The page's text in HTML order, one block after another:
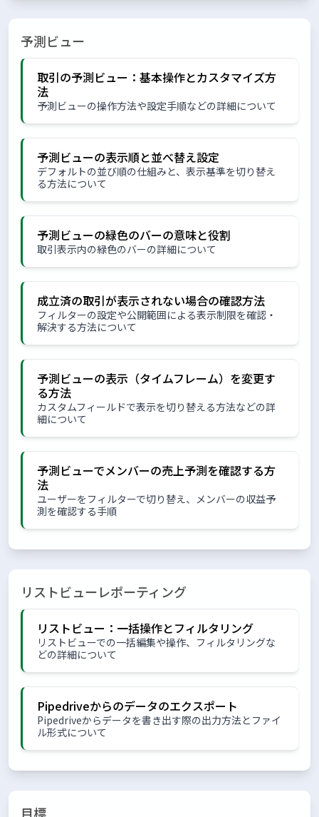
予測ビュー
取引の予測ビュー：基本操作とカスタマイズ方
法
予測ビューの操作方法や設定手順などの詳細について
予測ビューの表示順と並べ替え設定
デフォルトの並び順の仕組みと、表示基準を切り替え
る方法について
予測ビューの緑色のバーの意味と役割
取引表示内の緑色のバーの詳細について
成立済の取引が表示されない場合の確認方法
フィルターの設定や公開範囲による表示制限を確認・
解決する方法について
予測ビューの表示（タイムフレーム）を変更す
る方法
カスタムフィールドで表示を切り替える方法などの詳
細について
予測ビューでメンバーの売上予測を確認する方
法
ユーザーをフィルターで切り替え、メンバーの収益予
測を確認する手順
リストビューレポーティング
リストビュー：一括操作とフィルタリング
リストビューでの一括編集や操作、フィルタリングな
どの詳細について
Pipedriveからのデータのエクスポート
Pipedriveからデータを書き出す際の出力方法とファイ
ル形式について
目標